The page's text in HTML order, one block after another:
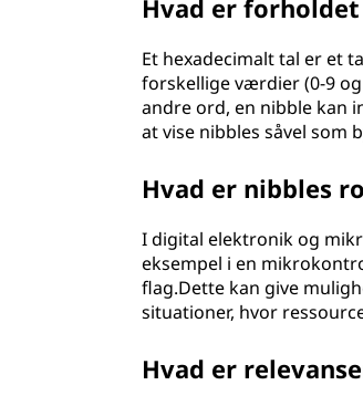
Hvad er
Et hexadecimalt tal er et
forskellige værdier (0-9
andre ord, en nibble kan
at vise nibbles såvel som
Hvad er nibbles
I digital elektronik og
eksempel i en
flag.Dette kan give
situationer, hvor
Hvad er